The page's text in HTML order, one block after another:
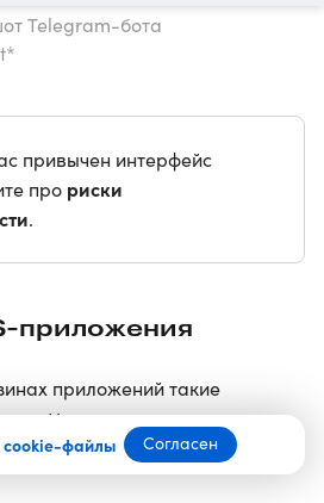
cookie-файлы Согласен
Telegram-бота
привычен интерфейс
про риски
.
приложений такие
Но в альтернативных